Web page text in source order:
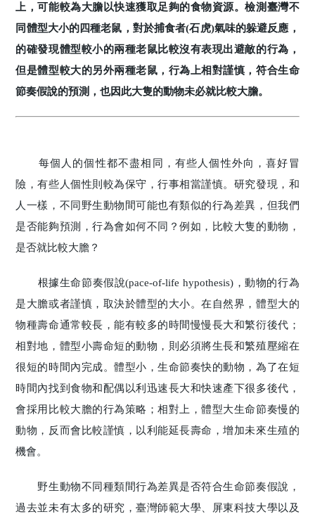
上，可能較為大膽以快速獲取足夠的食物資源。檢測臺灣不
同體型大小的四種老鼠，對於捕食者(石虎)氣味的躲避反應，
的確發現體型較小的兩種老鼠比較沒有表現出避敵的行為，
但是體型較大的另外兩種老鼠，行為上相對謹慎，符合生命
節奏假說的預測，也因此大隻的動物未必就比較大膽。
每個人的個性都不盡相同，有些人個性外向，喜好冒
險，有些人個性則較為保守，行事相當謹慎。研究發現，和
人一樣，不同野生動物間可能也有類似的行為差異，但我們
是否能夠預測，行為會如何不同？例如，比較大隻的動物，
是否就比較大膽？
根據生命節奏假說(pace-of-life hypothesis)，動物的行為
是大膽或者謹慎，取決於體型的大小。在自然界，體型大的
物種壽命通常較長，能有較多的時間慢慢長大和繁衍後代；
相對地，體型小壽命短的動物，則必須將生長和繁殖壓縮在
很短的時間內完成。體型小，生命節奏快的動物，為了在短
時間內找到食物和配偶以利迅速長大和快速產下很多後代，
會採用比較大膽的行為策略；相對上，體型大生命節奏慢的
動物，反而會比較謹慎，以利能延長壽命，增加未來生殖的
機會。
野生動物不同種類間行為差異是否符合生命節奏假說，
過去並未有太多的研究，臺灣師範大學、屏東科技大學以及